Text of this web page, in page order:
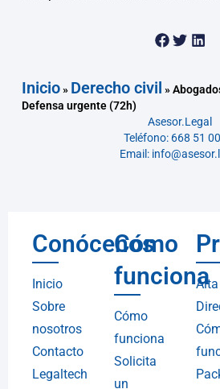
Inicio» Derecho civil »
Defensa urgente (72h)
Asesor.Legal
Teléfono: 668 51
Email:
Conócenos
Inicio
Sobre
nosotros
Contacto
Legaltech
Cómo
funciona
Cómo
funciona
Solicita
un
Alta